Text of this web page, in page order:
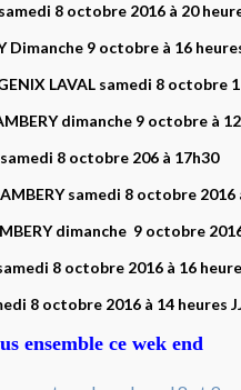
8 octobre 2016 à 20
9 octobre à 16
LAVAL samedi 8 octobre
dimanche 9 octobre à
8 octobre 206 à 17h30
samedi 8 octobre 2016
dimanche 9 octobre
8 octobre 2016 à 16
octobre 2016 à 14 heures
ensemble ce wek end